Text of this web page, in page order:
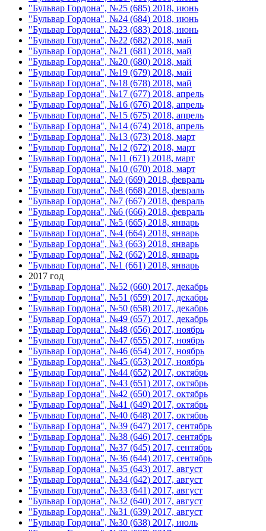
"Бульвар Гордона", №25 (685) 2018, июнь
"Бульвар Гордона", №24 (684) 2018, июнь
"Бульвар Гордона", №23 (683) 2018, июнь
"Бульвар Гордона", №22 (682) 2018, май
"Бульвар Гордона", №21 (681) 2018, май
"Бульвар Гордона", №20 (680) 2018, май
"Бульвар Гордона", №19 (679) 2018, май
"Бульвар Гордона", №18 (678) 2018, май
"Бульвар Гордона", №17 (677) 2018, апрель
"Бульвар Гордона", №16 (676) 2018, апрель
"Бульвар Гордона", №15 (675) 2018, апрель
"Бульвар Гордона", №14 (674) 2018, апрель
"Бульвар Гордона", №13 (673) 2018, март
"Бульвар Гордона", №12 (672) 2018, март
"Бульвар Гордона", №11 (671) 2018, март
"Бульвар Гордона", №10 (670) 2018, март
"Бульвар Гордона", №9 (669) 2018, февраль
"Бульвар Гордона", №8 (668) 2018, февраль
"Бульвар Гордона", №7 (667) 2018, февраль
"Бульвар Гордона", №6 (666) 2018, февраль
"Бульвар Гордона", №5 (665) 2018, январь
"Бульвар Гордона", №4 (664) 2018, январь
"Бульвар Гордона", №3 (663) 2018, январь
"Бульвар Гордона", №2 (662) 2018, январь
"Бульвар Гордона", №1 (661) 2018, январь
2017 год
"Бульвар Гордона", №52 (660) 2017, декабрь
"Бульвар Гордона", №51 (659) 2017, декабрь
"Бульвар Гордона", №50 (658) 2017, декабрь
"Бульвар Гордона", №49 (657) 2017, декабрь
"Бульвар Гордона", №48 (656) 2017, ноябрь
"Бульвар Гордона", №47 (655) 2017, ноябрь
"Бульвар Гордона", №46 (654) 2017, ноябрь
"Бульвар Гордона", №45 (653) 2017, ноябрь
"Бульвар Гордона", №44 (652) 2017, октябрь
"Бульвар Гордона", №43 (651) 2017, октябрь
"Бульвар Гордона", №42 (650) 2017, октябрь
"Бульвар Гордона", №41 (649) 2017, октябрь
"Бульвар Гордона", №40 (648) 2017, октябрь
"Бульвар Гордона", №39 (647) 2017, сентябрь
"Бульвар Гордона", №38 (646) 2017, сентябрь
"Бульвар Гордона", №37 (645) 2017, сентябрь
"Бульвар Гордона", №36 (644) 2017, сентябрь
"Бульвар Гордона", №35 (643) 2017, август
"Бульвар Гордона", №34 (642) 2017, август
"Бульвар Гордона", №33 (641) 2017, август
"Бульвар Гордона", №32 (640) 2017, август
"Бульвар Гордона", №31 (639) 2017, август
"Бульвар Гордона", №30 (638) 2017, июль